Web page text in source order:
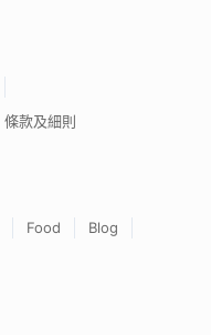
條款及細則
Food
Blog